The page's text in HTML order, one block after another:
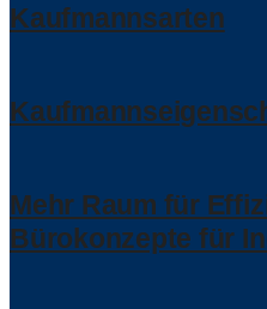
Kaufmannsarten
Mehr Raum für
Bürokonzepte für